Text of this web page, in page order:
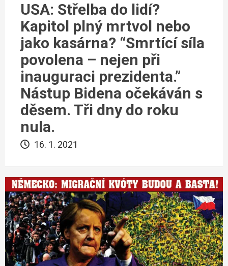
USA: Střelba do lidí?
Kapitol plný mrtvol nebo
jako kasárna? “Smrtící síla
povolena – nejen při
inauguraci prezidenta.”
Nástup Bidena očekáván s
děsem. Tři dny do roku
nula.
16. 1. 2021